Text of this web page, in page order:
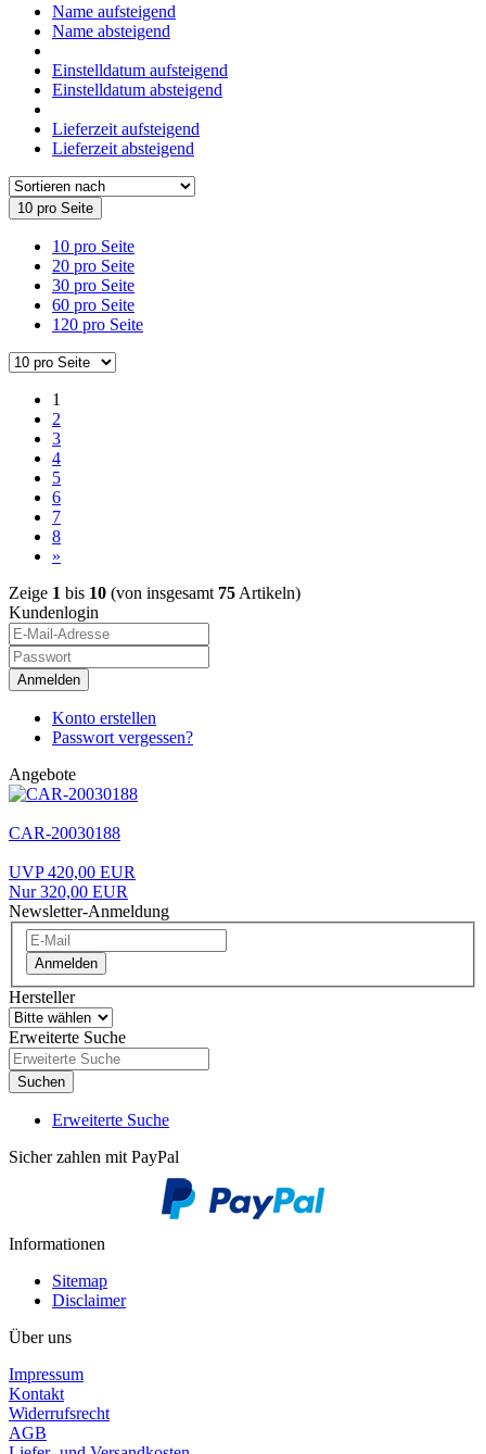
Name aufsteigend
Name absteigend
Einstelldatum aufsteigend
Einstelldatum absteigend
Lieferzeit aufsteigend
Lieferzeit absteigend
10 pro Seite
10 pro Seite
20 pro Seite
30 pro Seite
60 pro Seite
120 pro Seite
1
2
3
4
5
6
7
8
»
Zeige 1 bis 10 (von insgesamt 75 Artikeln)
Kundenlogin
Anmelden
Konto erstellen
Passwort vergessen?
Angebote
CAR-20030188
UVP 420,00 EUR
Nur 320,00 EUR
Newsletter-Anmeldung
Anmelden
Hersteller
Erweiterte Suche
Suchen
Erweiterte Suche
Sicher zahlen mit PayPal
Informationen
Sitemap
Disclaimer
Über uns
Impressum
Kontakt
Widerrufsrecht
AGB